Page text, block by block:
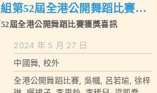
援
第52屆全港公開舞蹈比賽獲
屆全港公開舞蹈比賽獲獎喜訊
2024 年 5 月 27 日
中國舞, 校外
全港公開舞蹈比賽, 吳幗, 呂若瑜, 徐梓